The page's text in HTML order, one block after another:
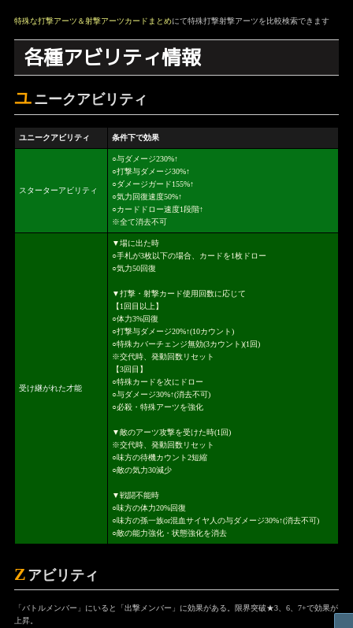
特殊な打撃アーツ＆射撃アーツカードまとめにて特殊打撃射撃アーツを比較検索できます
各種アビリティ情報
ユ ニークアビリティ
ユニークアビリティ 条件下で効果
スターターアビリティ
○与ダメージ230%↑
○打撃与ダメージ30%↑
○ダメージガード155%↑
○気力回復速度50%↑
○カードドロー速度1段階↑
※全て消去不可
受け継がれた才能
▼場に出た時
○手札が3枚以下の場合、カードを1枚ドロー
○気力50回復
▼打撃・射撃カード使用回数に応じて
【1回目以上】
○体力3%回復
○打撃与ダメージ20%↑(10カウント)
○特殊カバーチェンジ無効(3カウント)(1回)
※交代時、発動回数リセット
【3回目】
○特殊カードを次にドロー
○与ダメージ30%↑(消去不可)
○必殺・特殊アーツを強化
▼敵のアーツ攻撃を受けた時(1回)
※交代時、発動回数リセット
○味方の待機カウント2短縮
○敵の気力30減少
▼戦闘不能時
○味方の体力20%回復
○味方の孫一族or混血サイヤ人の与ダメージ30%↑(消去不可)
○敵の能力強化・状態強化を消去
Z アビリティ
「バトルメンバー」にいると「出撃メンバー」に効果がある。限界突破★3、6、7+で効果が
上昇。